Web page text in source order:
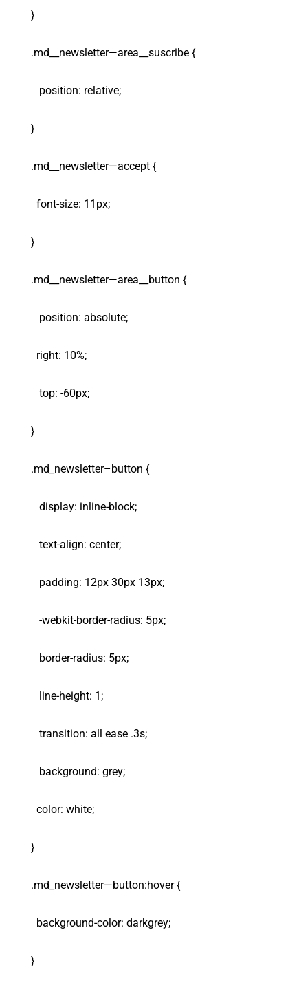
}
.md__newsletter—area__suscribe {
position: relative;
}
.md__newsletter—accept {
font-size: 11px;
}
.md__newsletter—area__button {
position: absolute;
right: 10%;
top: -60px;
}
.md_newsletter–button {
display: inline-block;
text-align: center;
padding: 12px 30px 13px;
-webkit-border-radius: 5px;
border-radius: 5px;
line-height: 1;
transition: all ease .3s;
background: grey;
color: white;
}
.md_newsletter—button:hover {
background-color: darkgrey;
}